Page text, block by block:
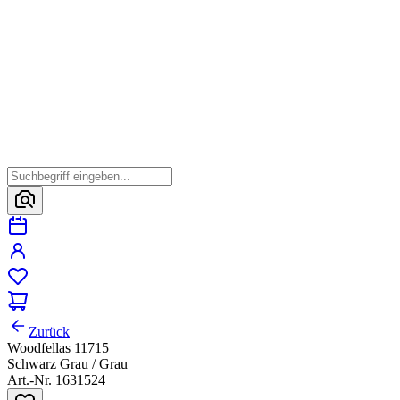
Zurück
Woodfellas 11715
Schwarz Grau / Grau
Art.-Nr. 1631524